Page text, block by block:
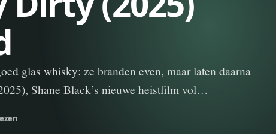
glas whisky: ze branden even, maar laten daarna
Shane Black’s nieuwe heistfilm vol…